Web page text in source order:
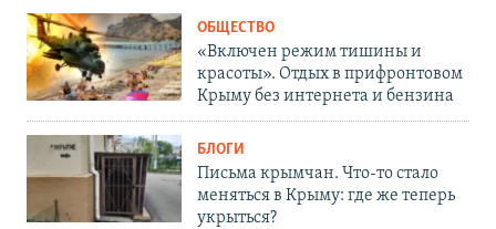
ОБЩЕСТВО
«Включен режим тишины и
красоты». Отдых в прифронтовом
Крыму без интернета и бензина
БЛОГИ
Письма крымчан. Что-то стало
меняться в Крыму: где же теперь
укрыться?